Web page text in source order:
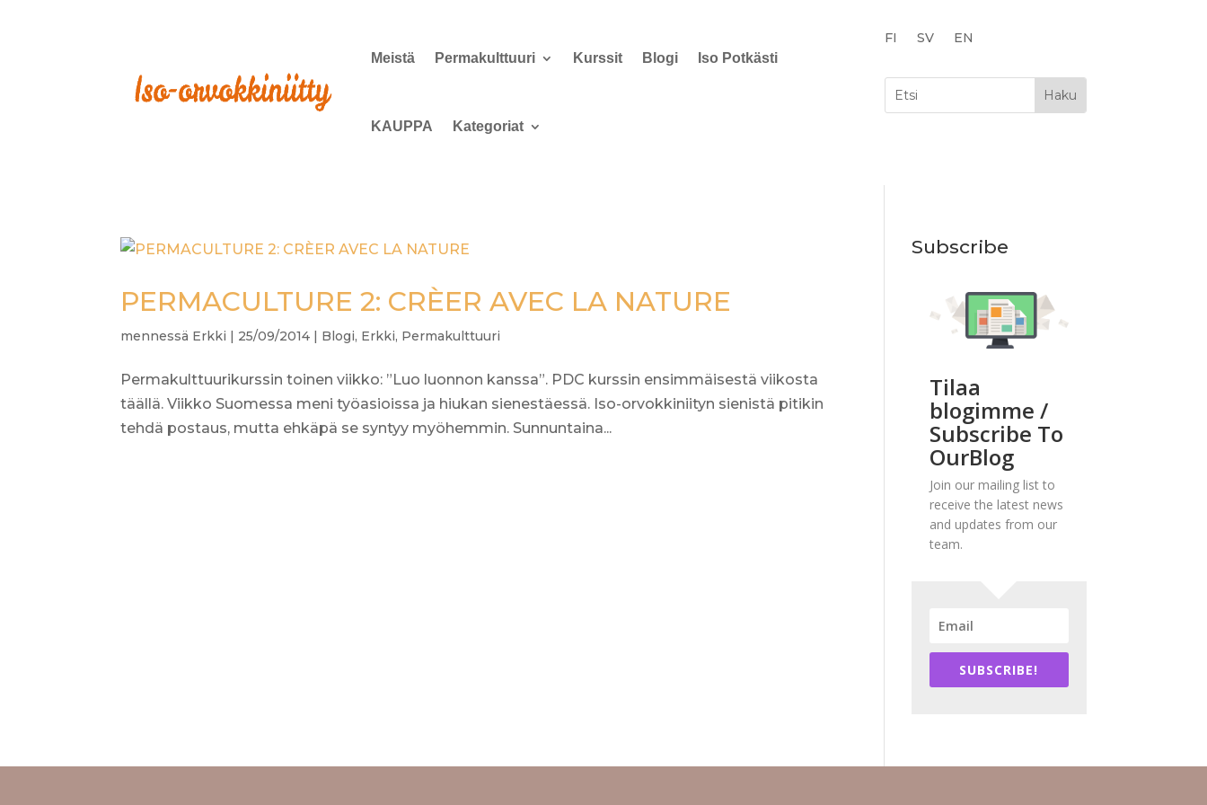
Meistä Permakulttuuri Kurssit Blogi Iso Potkästi
KAUPPA Kategoriat
FI SV EN
PERMACULTURE 2: CRÈER AVEC LA NATURE
mennessä Erkki | 25/09/2014 | Blogi, Erkki, Permakulttuuri
Permakulttuurikurssin toinen viikko: ”Luo luonnon kanssa”. PDC kurssin ensimmäisestä viikosta
täällä. Viikko Suomessa meni työasioissa ja hiukan sienestäessä. Iso-orvokkiniityn sienistä pitikin
tehdä postaus, mutta ehkäpä se syntyy myöhemmin. Sunnuntaina...
Subscribe
Tilaa
blogimme /
Subscribe To
OurBlog
Join our mailing list to
receive the latest news
and updates from our
team.
SUBSCRIBE!